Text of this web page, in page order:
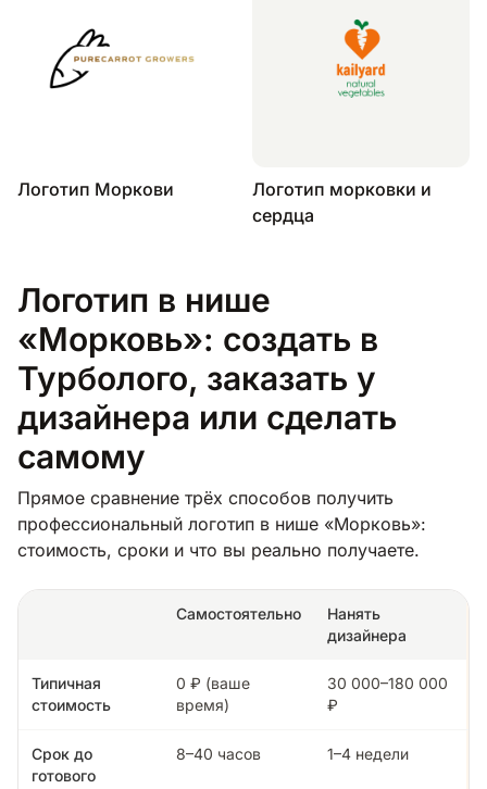
Логотип Моркови
Логотип морковки и
сердца
Логотип в нише
«Морковь»: создать в
Турболого, заказать у
дизайнера или сделать
самому
Прямое сравнение трёх способов получить
профессиональный логотип в нише «Морковь»:
стоимость, сроки и что вы реально получаете.
Самостоятельно
Нанять
дизайнера
Типичная
стоимость
0 ₽ (ваше
время)
30 000–180 000
₽
Срок до
готового
8–40 часов 1–4 недели